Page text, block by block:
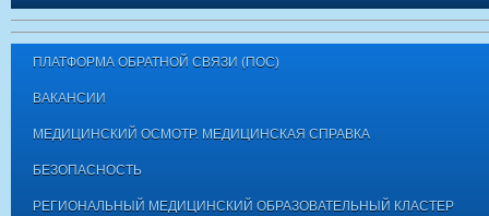
ПЛАТФОРМА ОБРАТНОЙ СВЯЗИ (ПОС)
ВАКАНСИИ
МЕДИЦИНСКИЙ ОСМОТР. МЕДИЦИНСКАЯ СПРАВКА
БЕЗОПАСНОСТЬ
РЕГИОНАЛЬНЫЙ МЕДИЦИНСКИЙ ОБРАЗОВАТЕЛЬНЫЙ КЛАСТЕР